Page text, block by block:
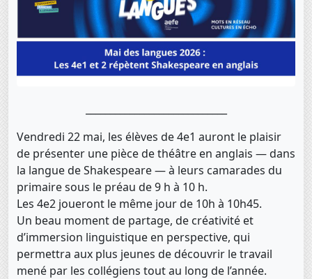
Vendredi 22 mai, les élèves de 4e1 auront le plaisir
de présenter une pièce de théâtre en anglais — dans
la langue de Shakespeare — à leurs camarades du
primaire sous le préau de 9 h à 10 h.
Les 4e2 joueront le même jour de 10h à 10h45.
Un beau moment de partage, de créativité et
d’immersion linguistique en perspective, qui
permettra aux plus jeunes de découvrir le travail
mené par les collégiens tout au long de l’année.